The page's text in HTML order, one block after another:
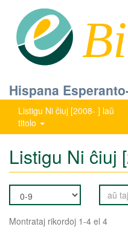
Hispana
Listigu Ni ĉiuj [2008- ] laŭ
titolo
Listigu Ni ĉiuj
Montrataj rikordoj 1-4 el 4